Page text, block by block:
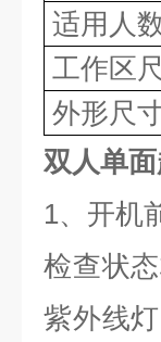
适用人
工作区
外形尺
双人单
1、开机
检查状
紫外线